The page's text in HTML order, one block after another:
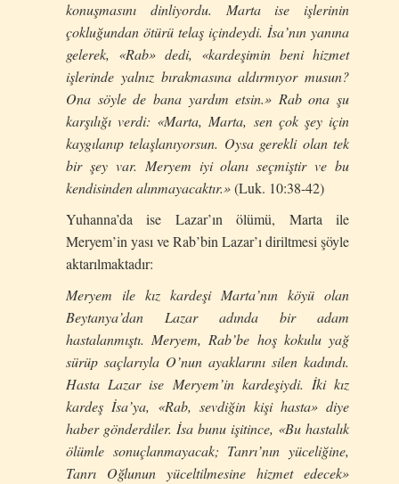
konuşmasını dinliyordu. Marta ise işlerinin
çokluğundan ötürü telaş içindeydi. İsa’nın yanına
gelerek, «Rab» dedi, «kardeşimin beni hizmet
işlerinde yalnız bırakmasına aldırmıyor musun?
Ona söyle de bana yardım etsin.» Rab ona şu
karşılığı verdi: «Marta, Marta, sen çok şey için
kaygılanıp telaşlanıyorsun. Oysa gerekli olan tek
bir şey var. Meryem iyi olanı seçmiştir ve bu
kendisinden alınmayacaktır.»(Luk. 10:38-42)
Yuhanna’da ise Lazar’ın ölümü, Marta ile
Meryem’in yası ve Rab’bin Lazar’ı diriltmesi şöyle
aktarılmaktadır:
Meryem ile kız kardeşi Marta’nın köyü olan
Beytanya’dan Lazar adında bir adam
hastalanmıştı. Meryem, Rab’be hoş kokulu yağ
sürüp saçlarıyla O’nun ayaklarını silen kadındı.
Hasta Lazar ise Meryem’in kardeşiydi. İki kız
kardeş İsa’ya, «Rab, sevdiğin kişi hasta» diye
haber gönderdiler. İsa bunu işitince, «Bu hastalık
ölümle sonuçlanmayacak; Tanrı’nın yüceliğine,
Tanrı Oğlunun yüceltilmesine hizmet edecek»